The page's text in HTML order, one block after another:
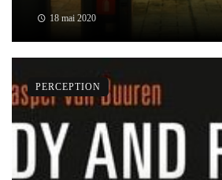
18 mai 2020
PERCEPTION